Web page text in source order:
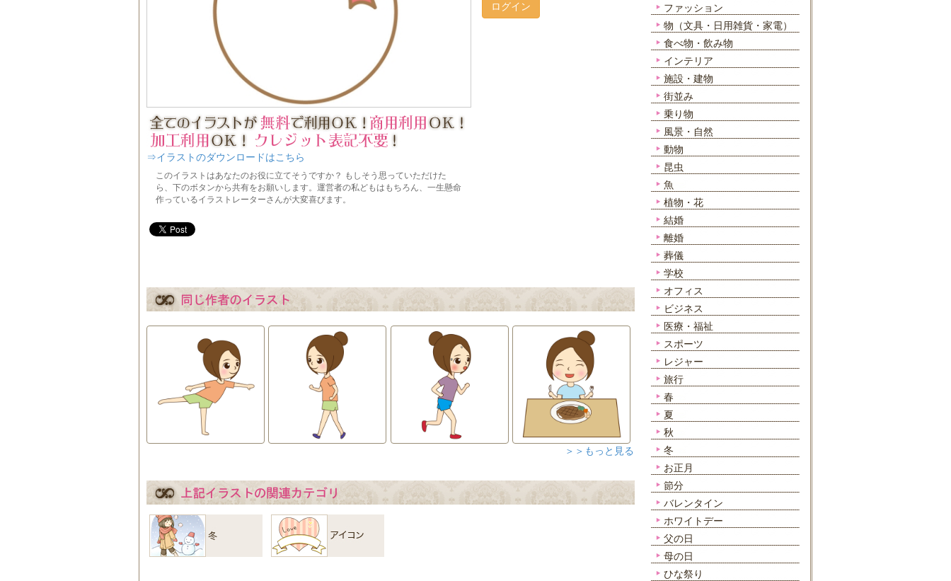
⇒イラストのダウンロードはこちら
ログイン
＞＞もっと見る
ファッション
物（文具・日用雑貨・家電）
食べ物・飲み物
インテリア
施設・建物
街並み
乗り物
風景・自然
動物
昆虫
魚
植物・花
結婚
離婚
葬儀
学校
オフィス
ビジネス
医療・福祉
スポーツ
レジャー
旅行
春
夏
秋
冬
お正月
節分
バレンタイン
ホワイトデー
父の日
母の日
ひな祭り